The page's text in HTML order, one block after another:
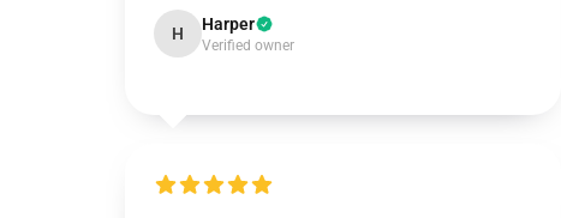
H Harper
Verified owner